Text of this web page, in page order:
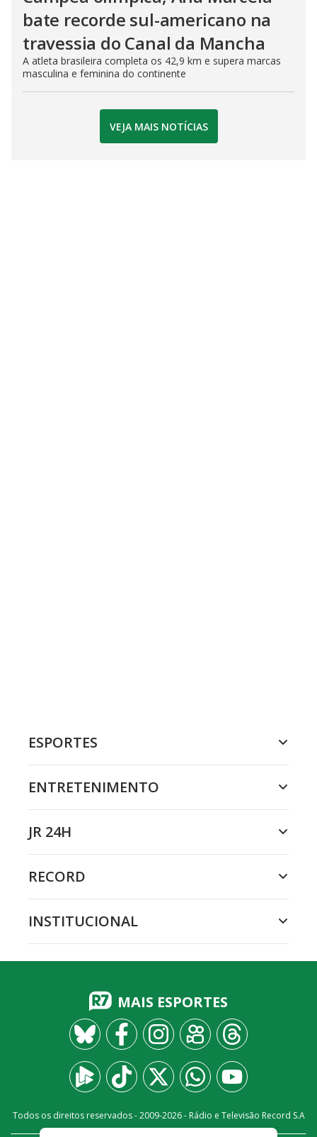
bate recorde sul-americano na
travessia do Canal da Mancha
A atleta brasileira completa os 42,9 km e supera marcas
masculina e feminina do continente
VEJA MAIS NOTÍCIAS
ESPORTES
ENTRETENIMENTO
JR 24H
RECORD
INSTITUCIONAL
MAIS ESPORTES
Todos os direitos reservados - 2009-2026- Rádio e Televisão Record S.A